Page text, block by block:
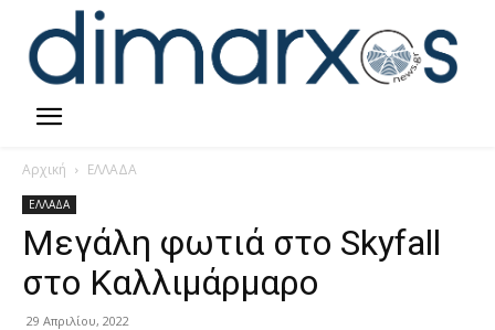
Αρχική ΕΛΛΑΔΑ
ΕΛΛΑΔΑ
Μεγάλη φωτιά στο Skyfall
στο Καλλιμάρμαρο
29 Απριλίου, 2022